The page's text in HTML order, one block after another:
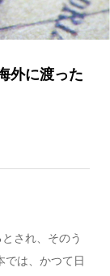
外に渡った
され、そのう
では、かつて日